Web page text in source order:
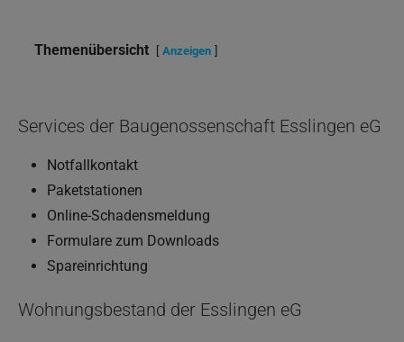
Themenübersicht Anzeigen
Services der Baugenossenschaft Esslingen eG
Notfallkontakt
Paketstationen
Online-Schadensmeldung
Formulare zum Downloads
Spareinrichtung
Wohnungsbestand der Esslingen eG